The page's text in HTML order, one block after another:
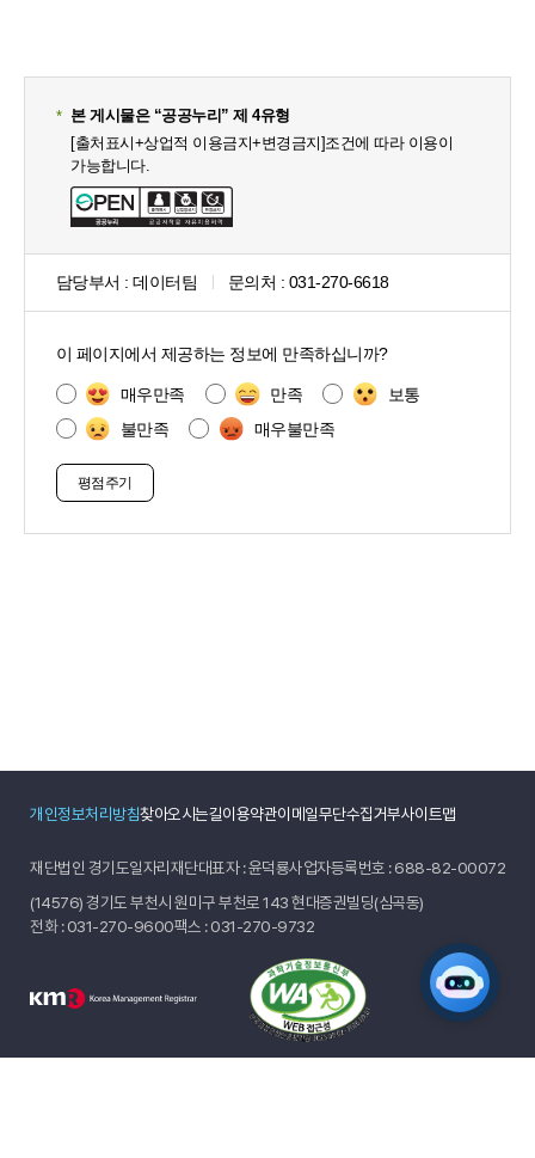
본 게시물은 “공공누리” 제 4유형
[출처표시+상업적 이용금지+변경금지]조건에 따라 이용이
가능합니다.
담당부서 : 데이터팀 문의처 : 031-270-6618
이 페이지에서 제공하는 정보에 만족하십니까?
매우만족 만족
보통
불만족
매우불만족
개인정보처리방침찾아오시는길이용약관이메일무단수집거부사이트맵
재단법인 경기도일자리재단대표자 : 윤덕룡사업자등록번호 : 688-82-00072
(14576) 경기도 부천시 원미구 부천로 143 현대증권빌딩(심곡동)
전화 :031-270-9600팩스 : 031-270-9732